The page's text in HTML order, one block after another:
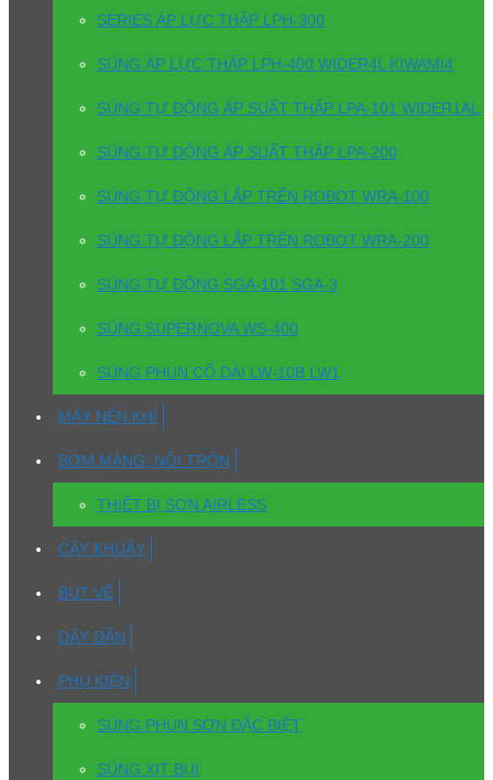
SERIES ÁP LỰC THẤP LPH-300
SÚNG ÁP LỰC THẤP LPH-400 WIDER4L KIWAMI4
SÚNG TỰ ĐỘNG ÁP SUẤT THẤP LPA-101 WIDER1AL
SÚNG TỰ ĐỘNG ÁP SUẤT THẤP LPA-200
SÚNG TỰ ĐỘNG LẮP TRÊN ROBOT WRA-100
SÚNG TỰ ĐỘNG LẮP TRÊN ROBOT WRA-200
SÚNG TỰ ĐỘNG SGA-101 SGA-3
SÚNG SUPERNOVA WS-400
SÚNG PHUN CỔ DÀI LW-10B LW1
MÁY NÉN KHÍ
BƠM MÀNG, NỒI TRỘN
THIẾT BỊ SƠN AIRLESS
CÂY KHUẤY
BÚT VẼ
DÂY DẪN
PHỤ KIỆN
SÚNG PHUN SƠN ĐẶC BIỆT
SÚNG XỊT BỤI